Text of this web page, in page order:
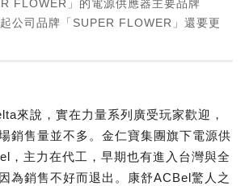
FLOWER」的電源供應器主要品牌
起公司品牌「SUPER FLOWER」還要更
來說，實在力量系列廣受玩家歡迎，
銷售量並不多。金仁寶集團旗下電源供
，主力在代工，早期也有進入台灣與全
為銷售不好而退出。康舒ACBel驚人之